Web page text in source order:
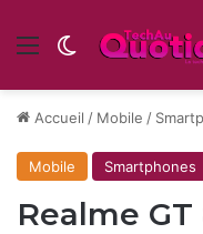
Menu Switch skin
Accueil / Mobile /
Mobile Smartphones
Realme